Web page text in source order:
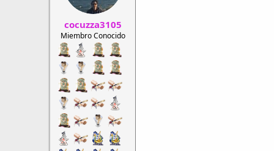
cocuzza3105
Miembro Conocido